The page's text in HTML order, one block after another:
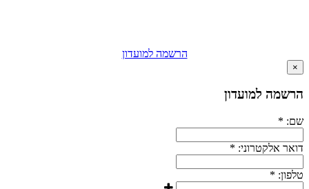
הרשמה למועדון
×
הרשמה למועדון
שם: *
דואר אלקטרוני: *
טלפון: *